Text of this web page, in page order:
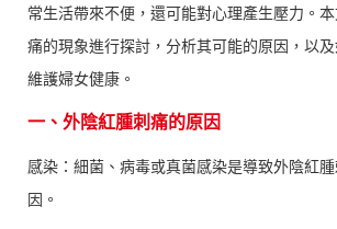
常生活帶來不便，還可能對心理產生壓力。
痛的現象進行探討，分析其可能的原因，以
維護婦女健康。
一、外陰紅腫刺痛的原因
感染：細菌、病毒或真菌感染是導致外陰紅
因。